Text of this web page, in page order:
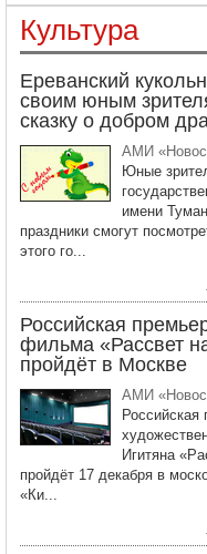
Культура
Ереванский
своим юным
сказку о добром
АМИ
Юные
имени
праздники смогут
этого го...
Российская
фильма «Рассвет
пройдёт в Москве
АМИ
Российская
Игитяна
пройдёт 17 декабря в
«Ки...